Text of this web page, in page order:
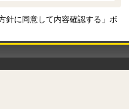
針に同意して内容確認する」ボ